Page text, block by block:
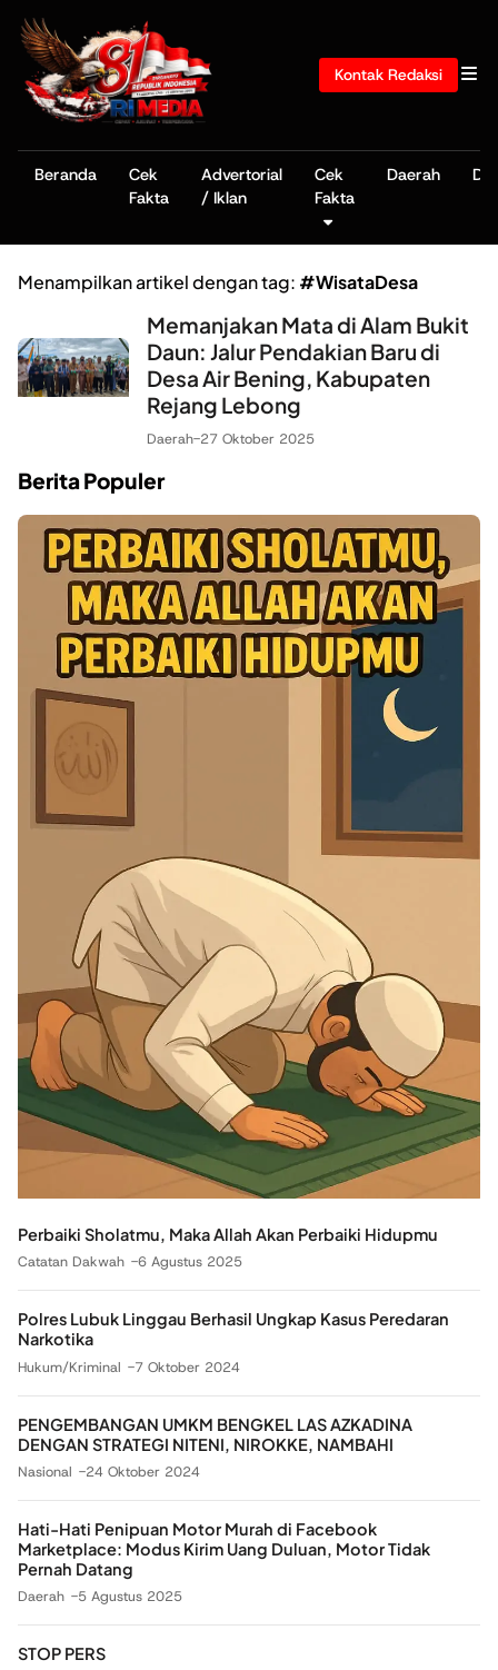
Kontak Redaksi
Beranda
Cek
Fakta
Advertorial
/ Iklan
Cek
Fakta
Daerah
Menampilkan artikel dengan tag: #WisataDesa
Memanjakan Mata di Alam Bukit
Daun: Jalur Pendakian Baru di
Desa Air Bening, Kabupaten
Rejang Lebong
Daerah-27 Oktober 2025
Berita Populer
Perbaiki Sholatmu, Maka Allah Akan Perbaiki Hidupmu
Catatan Dakwah 6 Agustus 2025
Polres Lubuk Linggau Berhasil Ungkap Kasus Peredaran
Narkotika
Hukum/Kriminal 7 Oktober 2024
PENGEMBANGAN UMKM BENGKEL LAS AZKADINA
DENGAN STRATEGI NITENI, NIROKKE, NAMBAHI
Nasional 24 Oktober 2024
Hati-Hati Penipuan Motor Murah di Facebook
Marketplace: Modus Kirim Uang Duluan, Motor Tidak
Pernah Datang
Daerah 5 Agustus 2025
STOP PERS